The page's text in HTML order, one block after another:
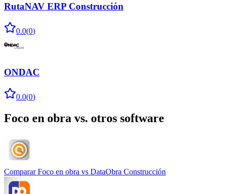
RutaNAV ERP Construcción
0.0(0)
ONDAC
0.0(0)
Foco en obra vs. otros software
Comparar Foco en obra vs DataObra Construcción